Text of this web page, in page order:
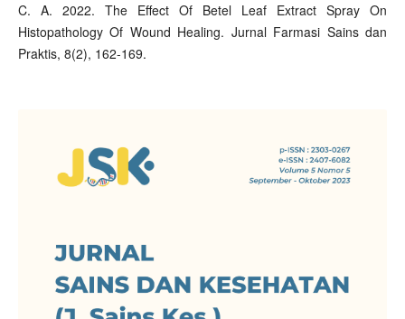
C. A. 2022. The Effect Of Betel Leaf Extract Spray On
Histopathology Of Wound Healing. Jurnal Farmasi Sains dan
Praktis, 8(2), 162-169.